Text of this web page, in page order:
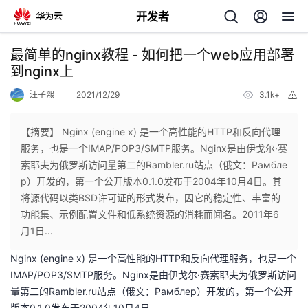
开发者
返
回
个
人
主
页
我
的
开
发
最简单的nginx教程 - 如何把一个web应用部署
到nginx上
汪子熙 2021/12/29 3.1k+
【摘要】 Nginx (engine x) 是一个高性能的HTTP和反向代理
服务，也是一个IMAP/POP3/SMTP服务。Nginx是由伊戈尔·赛
索耶夫为俄罗斯访问量第二的Rambler.ru站点（俄文：Рамбле
р）开发的，第一个公开版本0.1.0发布于2004年10月4日。其
将源代码以类BSD许可证的形式发布，因它的稳定性、丰富的
功能集、示例配置文件和低系统资源的消耗而闻名。2011年6
月1日...
Nginx (engine x) 是一个高性能的HTTP和反向代理服务，也是一个
IMAP/POP3/SMTP服务。Nginx是由伊戈尔·赛索耶夫为俄罗斯访问
量第二的Rambler.ru站点（俄文：Рамблер）开发的，第一个公开